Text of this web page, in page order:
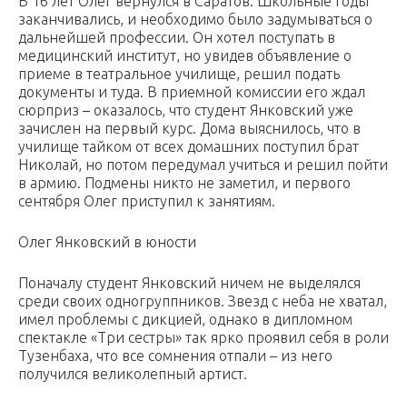
заканчивались, и необходимо было задумываться о
дальнейшей профессии. Он хотел поступать в
медицинский институт, но увидев объявление о
приеме в театральное училище, решил подать
документы и туда. В приемной комиссии его ждал
сюрприз – оказалось, что студент Янковский уже
зачислен на первый курс. Дома выяснилось, что в
училище тайком от всех домашних поступил брат
Николай, но потом передумал учиться и решил пойти
в армию. Подмены никто не заметил, и первого
сентября Олег приступил к занятиям.
Олег Янковский в юности
Поначалу студент Янковский ничем не выделялся
среди своих одногруппников. Звезд с неба не хватал,
имел проблемы с дикцией, однако в дипломном
спектакле «Три сестры» так ярко проявил себя в роли
Тузенбаха, что все сомнения отпали – из него
получился великолепный артист.